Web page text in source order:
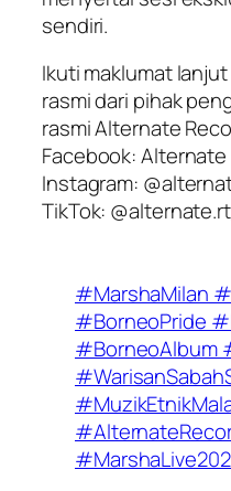
sendiri.
Ikuti maklumat
rasmi dari pihak
rasmi Alternate
Facebook:Alternate
Instagram:
TikTok:
#MarshaMilan
#BorneoPride
#BorneoAlbum